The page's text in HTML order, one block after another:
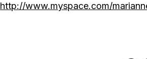
http://www.myspace.com/